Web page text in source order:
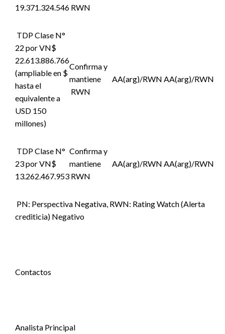
19.371.324.546 RWN
TDP Clase N°
22 por VN$
22.613.886.766
(ampliable en $
hasta el
equivalente a
USD 150
millones)
Confirma y
mantiene
RWN
AA(arg)/RWN AA(arg)/RWN
TDP Clase N°
23 por VN$
13.262.467.953
Confirma y
mantiene
RWN
AA(arg)/RWN AA(arg)/RWN
PN: Perspectiva Negativa, RWN: Rating Watch (Alerta
crediticia) Negativo
Contactos
Analista Principal